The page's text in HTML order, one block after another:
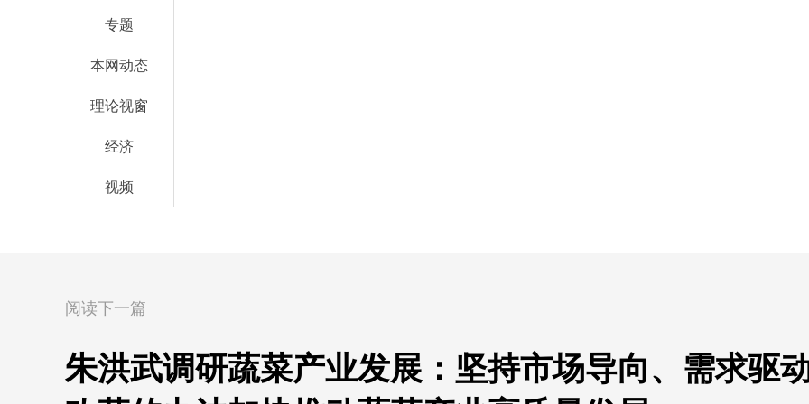
专题
本网动态
理论视窗
经济
视频
阅读下一篇
朱洪武调研蔬菜产业发展：坚持市场导向、需求驱